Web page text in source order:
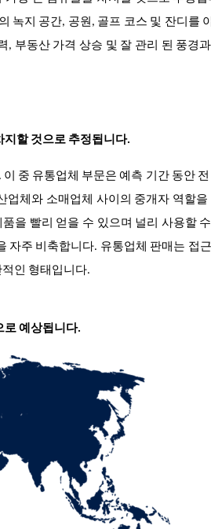
녹지 공간, 공원, 골프 코스 및 잔디를
부동산 가격 상승 및 잘 관리 된 풍경
지할 것으로 추정됩니다.
중 유통업체 부문은 예측 기간 동안
체와 소매업체 사이의 중개자 역할을
을 빨리 얻을 수 있으며 널리 사용할 수
자주 비축합니다. 유통업체 판매는 접
인 형태입니다.
로 예상됩니다.